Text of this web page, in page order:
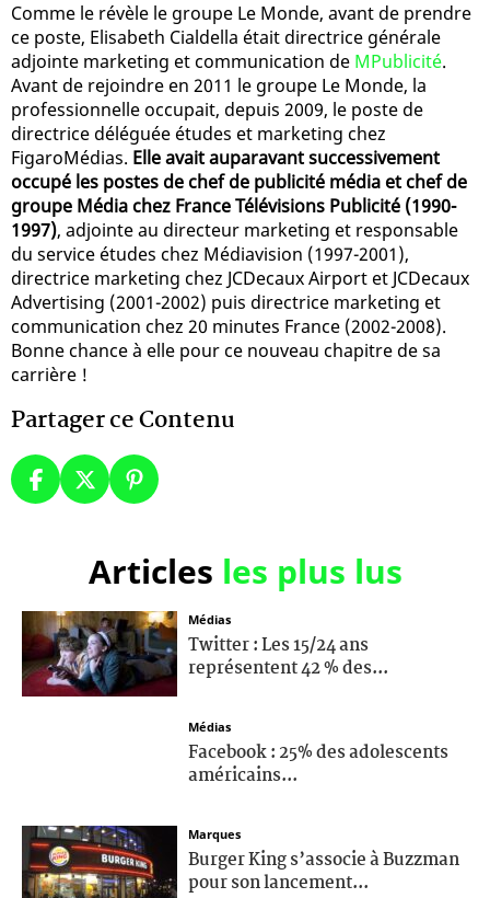
Comme le révèle le groupe Le Monde, avant de prendre
ce poste, Elisabeth Cialdella était directrice générale
adjointe marketing et communication de MPublicité.
Avant de rejoindre en 2011 le groupe Le Monde, la
professionnelle occupait, depuis 2009, le poste de
directrice déléguée études et marketing chez
FigaroMédias. Elle avait auparavant successivement
occupé les postes de chef de publicité média et chef de
groupe Média chez France Télévisions Publicité (1990-
1997), adjointe au directeur marketing et responsable
du service études chez Médiavision (1997-2001),
directrice marketing chez JCDecaux Airport et JCDecaux
Advertising (2001-2002) puis directrice marketing et
communication chez 20 minutes France (2002-2008).
Bonne chance à elle pour ce nouveau chapitre de sa
carrière !
Partager ce Contenu
Articles les plus lus
Médias
Twitter : Les 15/24 ans
représentent 42 % des...
Médias
Facebook : 25% des adolescents
américains...
Marques
Burger King s’associe à Buzzman
pour son lancement...